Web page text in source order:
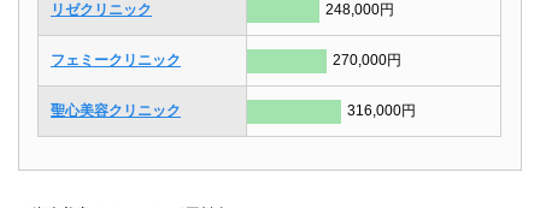
リゼクリニック 248,000円
フェミークリニック 270,000円
聖心美容クリニック 316,000円